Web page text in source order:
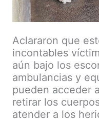
Aclararon que
incontables
aún bajo los
ambulancias y
pueden acceder
retirar los
atender a los